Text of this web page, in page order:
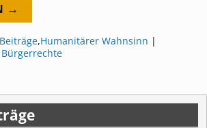
→
Beiträge,Humanitärer Wahnsinn |
Bürgerrechte